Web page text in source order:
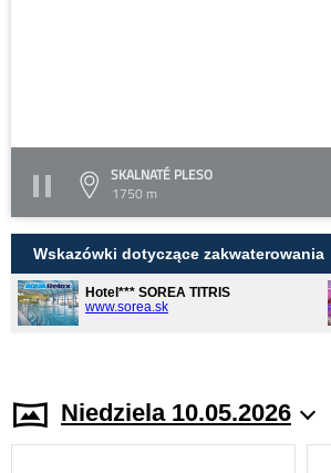
SKALNATÉ PLESO
1750 m
Wskazówki dotyczące zakwaterowania
Hotel*** SOREA TITRIS
www.sorea.sk
Niedziela 10.05.2026